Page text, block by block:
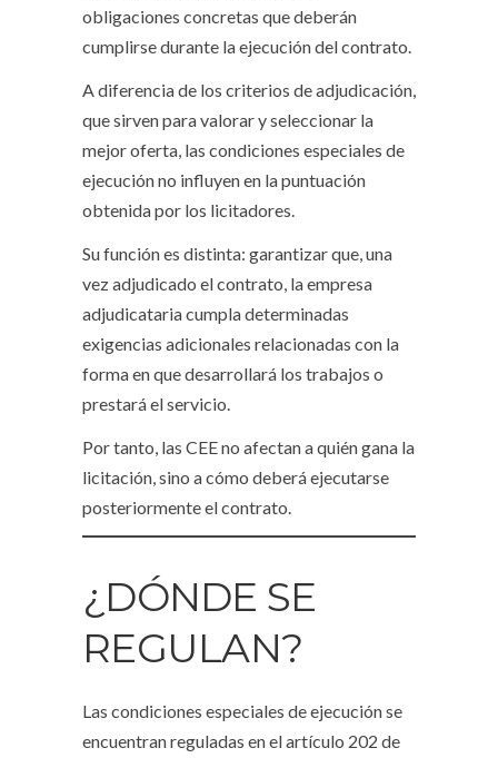
obligaciones concretas que deberán
cumplirse durante la ejecución del contrato.
A diferencia de los criterios de adjudicación,
que sirven para valorar y seleccionar la
mejor oferta, las condiciones especiales de
ejecución no influyen en la puntuación
obtenida por los licitadores.
Su función es distinta: garantizar que, una
vez adjudicado el contrato, la empresa
adjudicataria cumpla determinadas
exigencias adicionales relacionadas con la
forma en que desarrollará los trabajos o
prestará el servicio.
Por tanto, las CEE no afectan a quién gana la
licitación, sino a cómo deberá ejecutarse
posteriormente el contrato.
¿DÓNDE SE
REGULAN?
Las condiciones especiales de ejecución se
encuentran reguladas en el artículo 202 de